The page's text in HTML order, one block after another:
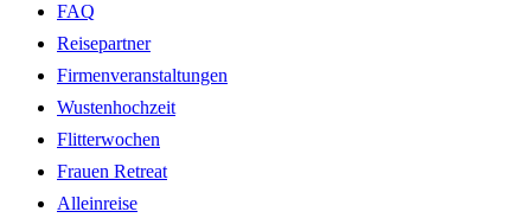
FAQ
Reisepartner
Firmenveranstaltungen
Wustenhochzeit
Flitterwochen
Frauen Retreat
Alleinreise